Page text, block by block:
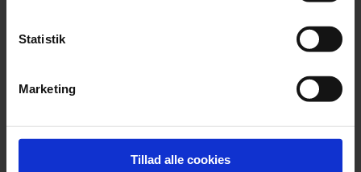
Statistik
Marketing
Tillad alle cookies
DK-9220 Aalborg Ø